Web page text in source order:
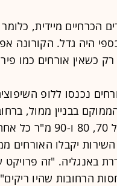
הכרחיים מיידית,
היה גדל. הקורונה
כשאין אורחים כמו
האורחים נכנסו ללופ
בבניין ממול,
יחידות בשטח של
יקבלו האורחים
באנגליה. "זה פרויקט
הרחובות שהיו